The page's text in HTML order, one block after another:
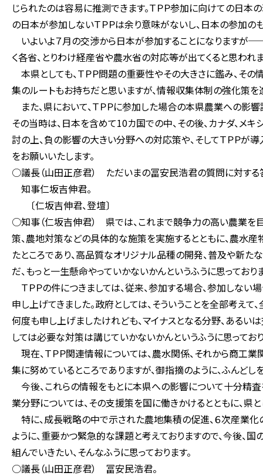
じられたのは容易に推測できます。ＴＰＰ参加に向けての日本
の日本が参加しないＴＰＰは余り意味がないし、日本の参加の
いよいよ７月の交渉から日本が参加することになりますが
く各省、とりわけ経産省や農水省の対応等が出てくると思われま
本県としても、ＴＰＰ問題の重要性やその大きさに鑑み、そ
集のルートもお持ちだと思いますが、情報収集体制の強化策を
また、県において、ＴＰＰに参加した場合の本県農業への影
その当時は、日本を含めて10カ国での中、その後、カナダ、メ
討の上、負の影響の大きい分野への対応策や、そしてＴＰＰ
をお願いいたします。
○議長（山田正彦君） ただいまの冨安民浩君の質問に対する
知事仁坂吉伸君。
〔仁坂吉伸君、登壇〕
○知事（仁坂吉伸君） 県では、これまで競争力の高い農業を
策、農地対策などの具体的な施策を実施するとともに、農水
たところであり、高品質なオリジナル品種の開発、普及や新
だ、もっと一生懸命やっていかないかんというふうに思っており
ＴＰＰの件につきましては、従来、参加する場合、参加しな
申し上げてきました。政府としては、そういうことを全部考え
何度も申し上げましたけれども、マイナスとなる分野、あるい
しては必要な対策は講じていかないかんというふうに思っており
現在、ＴＰＰ関連情報については、農水関係、それから商工
集に努めているところでありますが、御指摘のように、ふんど
今後、これらの情報をもとに本県への影響について十分精
業分野については、その支援策を国に働きかけるとともに、県
特に、成長戦略の中で示された農地集積の促進、６次産業化
ように、重要かつ緊急的な課題と考えておりますので、今後、
組んでいきたい、そんなふうに思っております。
○議長（山田正彦君） 冨安民浩君。